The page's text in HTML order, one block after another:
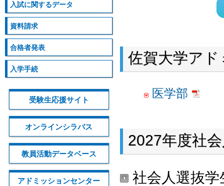
佐賀大学ア
医学部
2027年度社
社会人選抜
入試に関するデータ
資料請求
合格者発表
入学手続
受験生応援サイト
オンラインシラバス
教員活動データベース
アドミッションセンター